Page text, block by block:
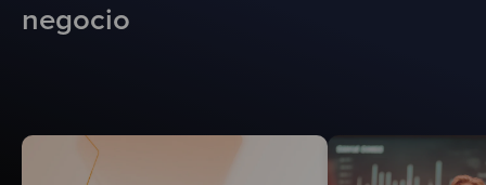
Únete al equipo
negocio